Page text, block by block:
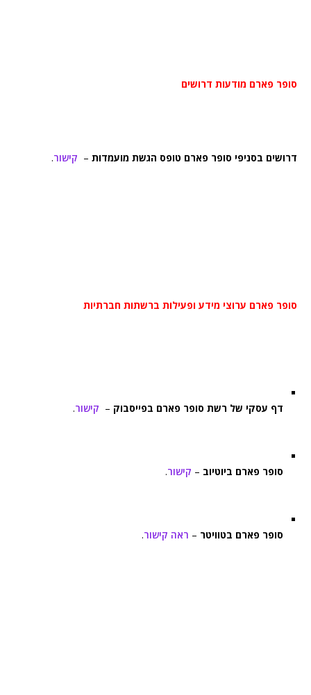
סופר פארם מודעות דרושים
דרושים בסניפי סופר פארם טופס הגשת מועמדות – קישור.
סופר פארם ערוצי מידע ופעילות ברשתות חברתיות
דף עסקי של רשת סופר פארם בפייסבוק – קישור.
סופר פארם ביוטיוב – קישור.
סופר פארם בטוויטר – ראה קישור.